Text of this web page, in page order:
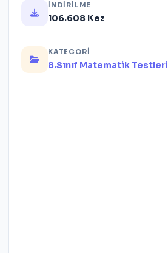
İNDIRILME
106.608 Kez
KATEGORI
8.Sınıf Matematik Testleri